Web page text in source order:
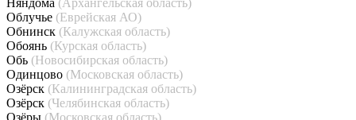
Няндома (Архангельская область)
Облучье (Еврейская АО)
Обнинск (Калужская область)
Обоянь (Курская область)
Обь (Новосибирская область)
Одинцово (Московская область)
Озёрск (Калининградская область)
Озёрск (Челябинская область)